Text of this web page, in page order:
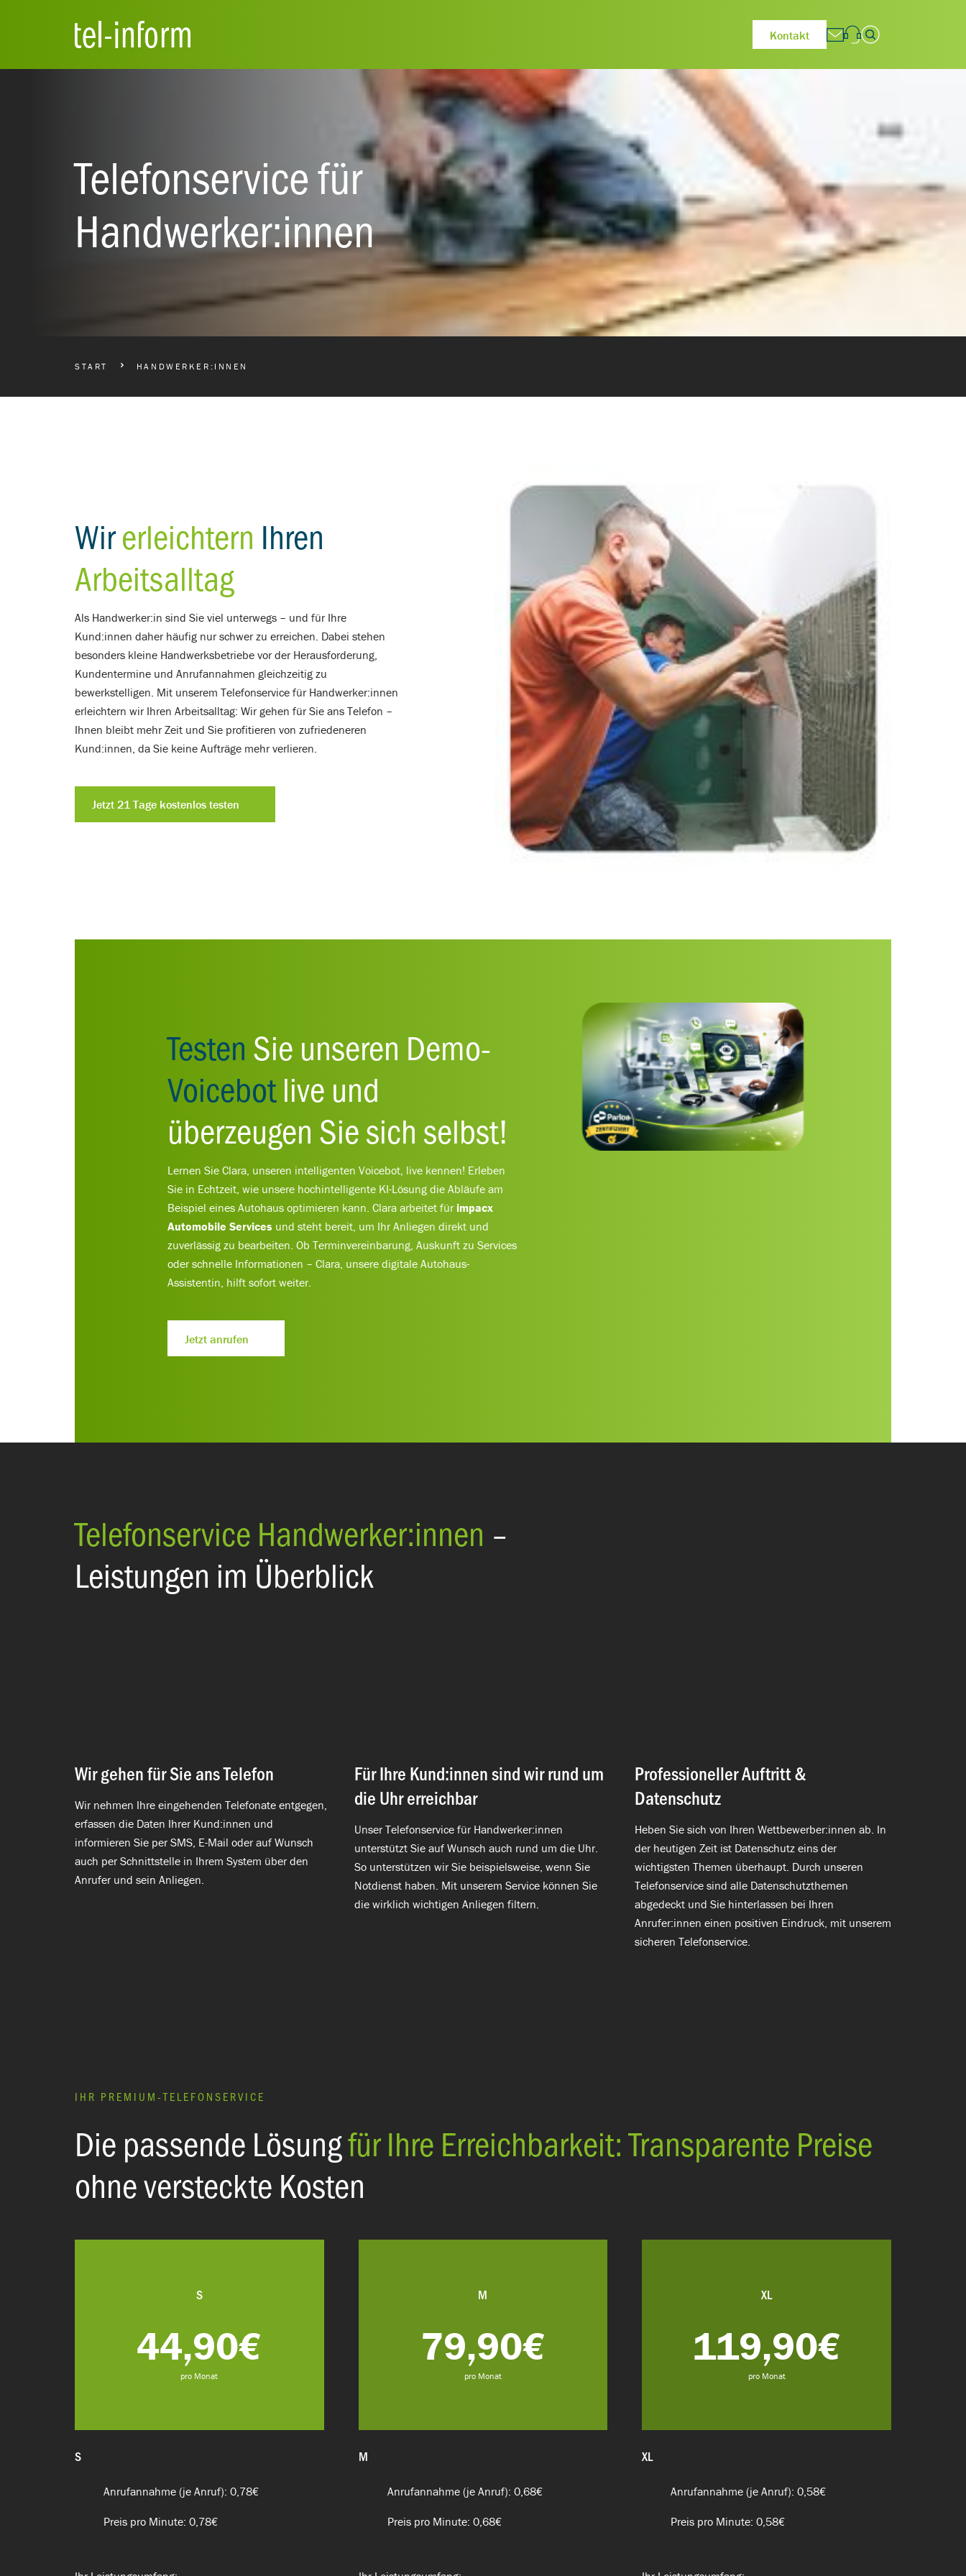
Hauptnavigation
Kontakt
Telefonservice für
Handwerker:innen
START HANDWERKER:INNEN
Wirerleichtern Ihren
Arbeitsalltag
Als Handwerker:in sind Sie viel unterwegs – und für Ihre
Kund:innen daher häufig nur schwer zu erreichen. Dabei stehen
besonders kleine Handwerksbetriebe vor der Herausforderung,
Kundentermine und Anrufannahmen gleichzeitig zu
bewerkstelligen. Mit unserem Telefonservice für Handwerker:innen
erleichtern wir Ihren Arbeitsalltag: Wir gehen für Sie ans Telefon –
Ihnen bleibt mehr Zeit und Sie profitieren von zufriedeneren
Kund:innen, da Sie keine Aufträge mehr verlieren.
Jetzt 21 Tage kostenlos testen
Testen Sie unseren Demo-
Voicebotlive und
überzeugen Sie sich selbst!
Lernen Sie Clara, unseren intelligenten Voicebot, live kennen! Erleben
Sie in Echtzeit, wie unsere hochintelligente KI-Lösung die Abläufe am
Beispiel eines Autohaus optimieren kann. Clara arbeitet für impacx
Automobile Services und steht bereit, um Ihr Anliegen direkt und
zuverlässig zu bearbeiten. Ob Terminvereinbarung, Auskunft zu Services
oder schnelle Informationen – Clara, unsere digitale Autohaus-
Assistentin, hilft sofort weiter.
Jetzt anrufen
Telefonservice Handwerker:innen –
Leistungen im Überblick
Wir gehen für Sie ans Telefon
Wir nehmen Ihre eingehenden Telefonate entgegen,
erfassen die Daten Ihrer Kund:innen und
informieren Sie per SMS, E-Mail oder auf Wunsch
auch per Schnittstelle in Ihrem System über den
Anrufer und sein Anliegen.
Für Ihre Kund:innen sind wir rund um
die Uhr erreichbar
Unser Telefonservice für Handwerker:innen
unterstützt Sie auf Wunsch auch rund um die Uhr.
So unterstützen wir Sie beispielsweise, wenn Sie
Notdienst haben. Mit unserem Service können Sie
die wirklich wichtigen Anliegen filtern.
Professioneller Auftritt &
Datenschutz
Heben Sie sich von Ihren Wettbewerber:innen ab. In
der heutigen Zeit ist Datenschutz eins der
wichtigsten Themen überhaupt. Durch unseren
Telefonservice sind alle Datenschutzthemen
abgedeckt und Sie hinterlassen bei Ihren
Anrufer:innen einen positiven Eindruck, mit unserem
sicheren Telefonservice.
IHR PREMIUM-TELEFONSERVICE
:
Die passende Lösungfür Ihre Erreichbarkeit: Transparente Preise
ohne versteckte Kosten
S
44,90€
pro Monat
S
Anrufannahme (je Anruf): 0,78€
Preis pro Minute: 0,78€
M
79,90€
pro Monat
M
Anrufannahme (je Anruf): 0,68€
Preis pro Minute: 0,68€
XL
119,90€
pro Monat
XL
Anrufannahme (je Anruf): 0,58€
Preis pro Minute: 0,58€